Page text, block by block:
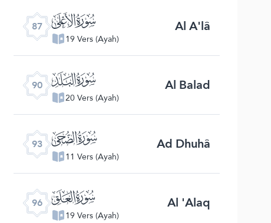
87 ﰄ
19 Vers (Ayah)
Al A'lâ
90 ﰇ
20 Vers (Ayah)
Al Balad
93 ﰊ
11 Vers (Ayah)
Ad Dhuhâ
96 ﰍ
19 Vers (Ayah)
Al 'Alaq